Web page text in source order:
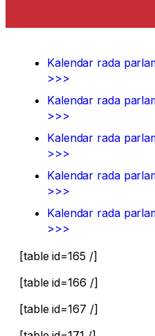
Kalendar rada
>>>
Kalendar rada
>>>
Kalendar rada
>>>
Kalendar rada
>>>
Kalendar rada
>>>
[table id=165 /]
[table id=166 /]
[table id=167 /]